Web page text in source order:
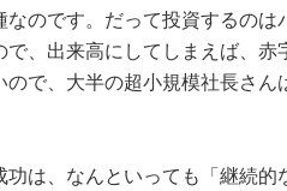
のです。だって投資するのは
、出来高にしてしまえば、赤
で、大半の超小規模社長さん
は、なんといっても「継続的